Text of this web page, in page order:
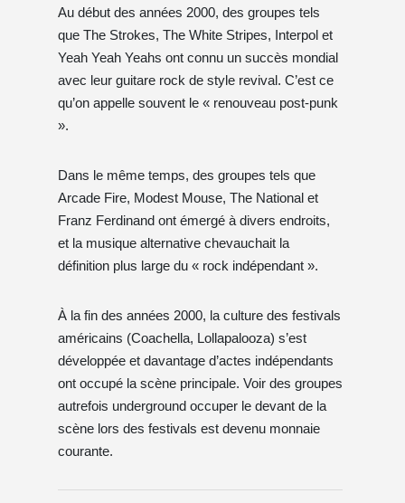
Au début des années 2000, des groupes tels
que The Strokes, The White Stripes, Interpol et
Yeah Yeah Yeahs ont connu un succès mondial
avec leur guitare rock de style revival. C’est ce
qu’on appelle souvent le « renouveau post-punk
».
Dans le même temps, des groupes tels que
Arcade Fire, Modest Mouse, The National et
Franz Ferdinand ont émergé à divers endroits,
et la musique alternative chevauchait la
définition plus large du « rock indépendant ».
À la fin des années 2000, la culture des festivals
américains (Coachella, Lollapalooza) s’est
développée et davantage d’actes indépendants
ont occupé la scène principale. Voir des groupes
autrefois underground occuper le devant de la
scène lors des festivals est devenu monnaie
courante.